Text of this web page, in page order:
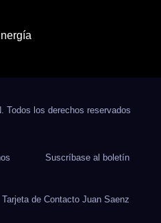
Todos los derechos reservados
Suscríbase al boletín
Tarjeta de Contacto Juan Saenz